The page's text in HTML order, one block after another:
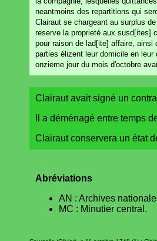
neantmoins des repartitions qui
Clairaut se chargeant au surplus
reserve la proprieté aux susd[ites]
pour raison de lad[ite] affaire, ainsi
parties élizent leur domicile en
onzieme jour du mois d'octobre
Clairaut avait signé un
Il a déménagé entre temps
Clairaut conservera un état
Abréviations
AN : Archives
MC : Minutier central.